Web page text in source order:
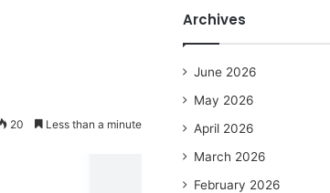
20 Less than a minute
Archives
June 2026
May 2026
April 2026
March 2026
February 2026